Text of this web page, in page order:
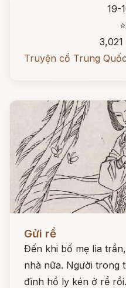
19-
Truyện cổ Trung Quốc
Gửi rể
Đến khi bố mẹ lìa
nhà nữa. Người trong
đình hồ ly kén ở rể rồi.